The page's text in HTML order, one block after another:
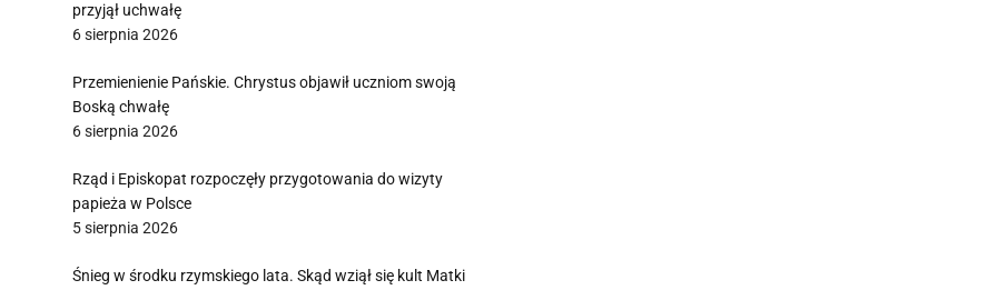
przyjął uchwałę
6 sierpnia 2026
Przemienienie Pańskie. Chrystus objawił uczniom swoją
Boską chwałę
6 sierpnia 2026
Rząd i Episkopat rozpoczęły przygotowania do wizyty
papieża w Polsce
5 sierpnia 2026
Śnieg w środku rzymskiego lata. Skąd wziął się kult Matki